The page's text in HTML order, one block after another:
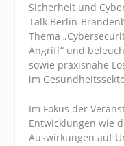
Sicherheit und
Talk Berlin-
Thema
Angriff“ und
sowie praxisnahe
im
Im Fokus der
Entwicklungen wie
Auswirkungen auf